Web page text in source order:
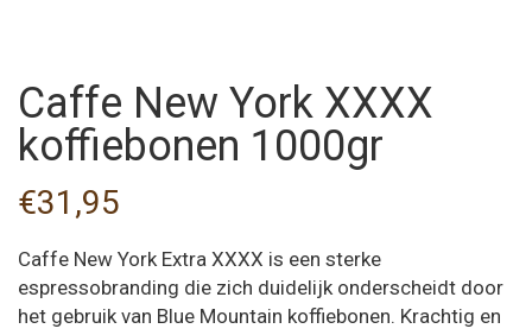
Caffe New York XXXX
koffiebonen 1000gr
€31,95
Caffe New York Extra XXXX is een sterke
espressobranding die zich duidelijk onderscheidt door
het gebruik van Blue Mountain koffiebonen. Krachtig en